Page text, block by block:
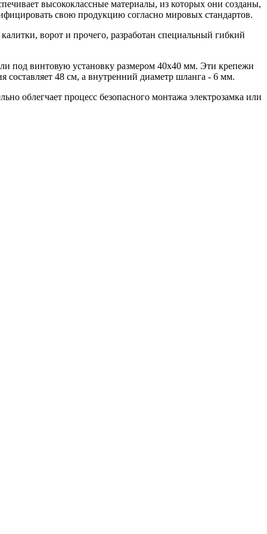
высококлассные материалы, из которых они созданы,
свою продукцию согласно мировых стандартов.
ворот и прочего, разработан специальный гибкий
под винтовую установку размером 40x40 мм. Эти крепежи
48 см, а внутренний диаметр шланга - 6 мм.
облегчает процесс безопасного монтажа электрозамка или